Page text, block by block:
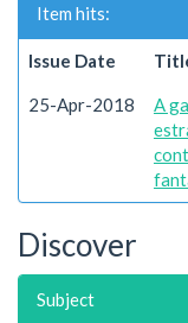
Item hits:
Issue Date
25-Apr-2018
A
Discover
Subject